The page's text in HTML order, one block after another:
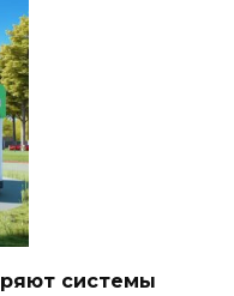
системы